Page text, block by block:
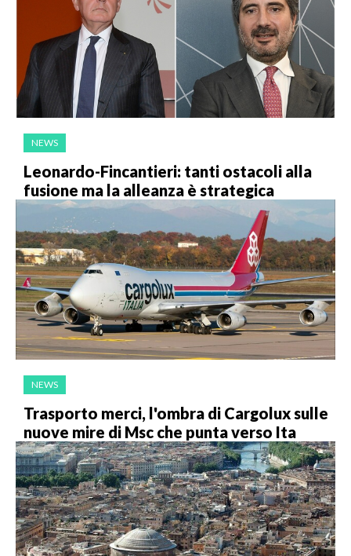
NEWS
Leonardo-Fincantieri: tanti ostacoli alla
fusione ma la alleanza è strategica
NEWS
Trasporto merci, l'ombra di Cargolux sulle
nuove mire di Msc che punta verso Ita